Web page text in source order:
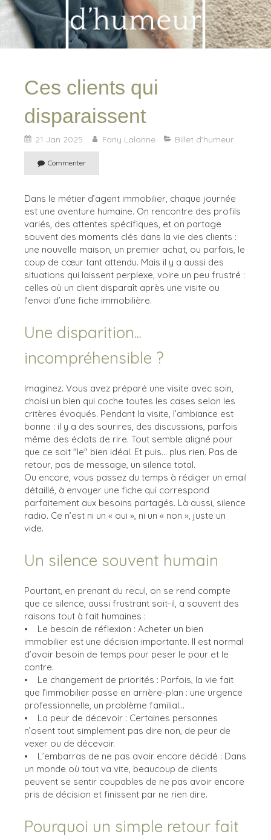
Ces clients qui
disparaissent
21 Jan 2025 Fany Lalanne Billet d'humeur
Commenter
Dans le métier d’agent immobilier, chaque journée
est une aventure humaine. On rencontre des profils
variés, des attentes spécifiques, et on partage
souvent des moments clés dans la vie des clients :
une nouvelle maison, un premier achat, ou parfois, le
coup de cœur tant attendu. Mais il y a aussi des
situations qui laissent perplexe, voire un peu frustré :
celles où un client disparaît après une visite ou
l’envoi d’une fiche immobilière.
Une disparition...
incompréhensible ?
Imaginez. Vous avez préparé une visite avec soin,
choisi un bien qui coche toutes les cases selon les
critères évoqués. Pendant la visite, l’ambiance est
bonne : il y a des sourires, des discussions, parfois
même des éclats de rire. Tout semble aligné pour
que ce soit "le" bien idéal. Et puis... plus rien. Pas de
retour, pas de message, un silence total.
Ou encore, vous passez du temps à rédiger un email
détaillé, à envoyer une fiche qui correspond
parfaitement aux besoins partagés. Là aussi, silence
radio. Ce n’est ni un « oui », ni un « non », juste un
vide.
Un silence souvent humain
Pourtant, en prenant du recul, on se rend compte
que ce silence, aussi frustrant soit-il, a souvent des
raisons tout à fait humaines :
• Le besoin de réflexion : Acheter un bien
immobilier est une décision importante. Il est normal
d’avoir besoin de temps pour peser le pour et le
contre.
• Le changement de priorités : Parfois, la vie fait
que l’immobilier passe en arrière-plan : une urgence
professionnelle, un problème familial...
• La peur de décevoir : Certaines personnes
n’osent tout simplement pas dire non, de peur de
vexer ou de décevoir.
• L’embarras de ne pas avoir encore décidé : Dans
un monde où tout va vite, beaucoup de clients
peuvent se sentir coupables de ne pas avoir encore
pris de décision et finissent par ne rien dire.
Pourquoi un simple retour fait